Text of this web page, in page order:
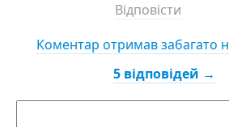
Відповісти
Коментар отримав забагато
5 відповідей →